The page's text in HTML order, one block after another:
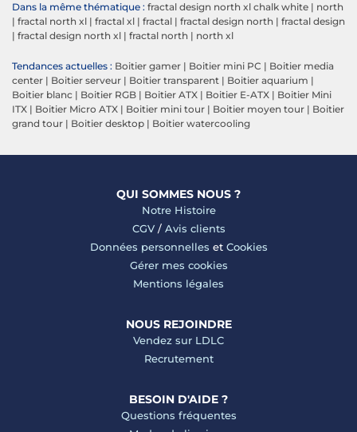
Dans la même thématique : fractal design north xl chalk white | north
| fractal north xl | fractal xl | fractal | fractal design north | fractal design
| fractal design north xl | fractal north | north xl
Tendances actuelles : Boitier gamer | Boitier mini PC | Boitier media
center | Boitier serveur | Boitier transparent | Boitier aquarium |
Boitier blanc | Boitier RGB | Boitier ATX | Boitier E-ATX | Boitier Mini
ITX | Boitier Micro ATX | Boitier mini tour | Boitier moyen tour | Boitier
grand tour | Boitier desktop | Boitier watercooling
QUI SOMMES NOUS ?
Notre Histoire
CGV/ Avis clients
Données personnelles et Cookies
Gérer mes cookies
Mentions légales
NOUS REJOINDRE
Vendez sur LDLC
Recrutement
BESOIN D'AIDE ?
Questions fréquentes